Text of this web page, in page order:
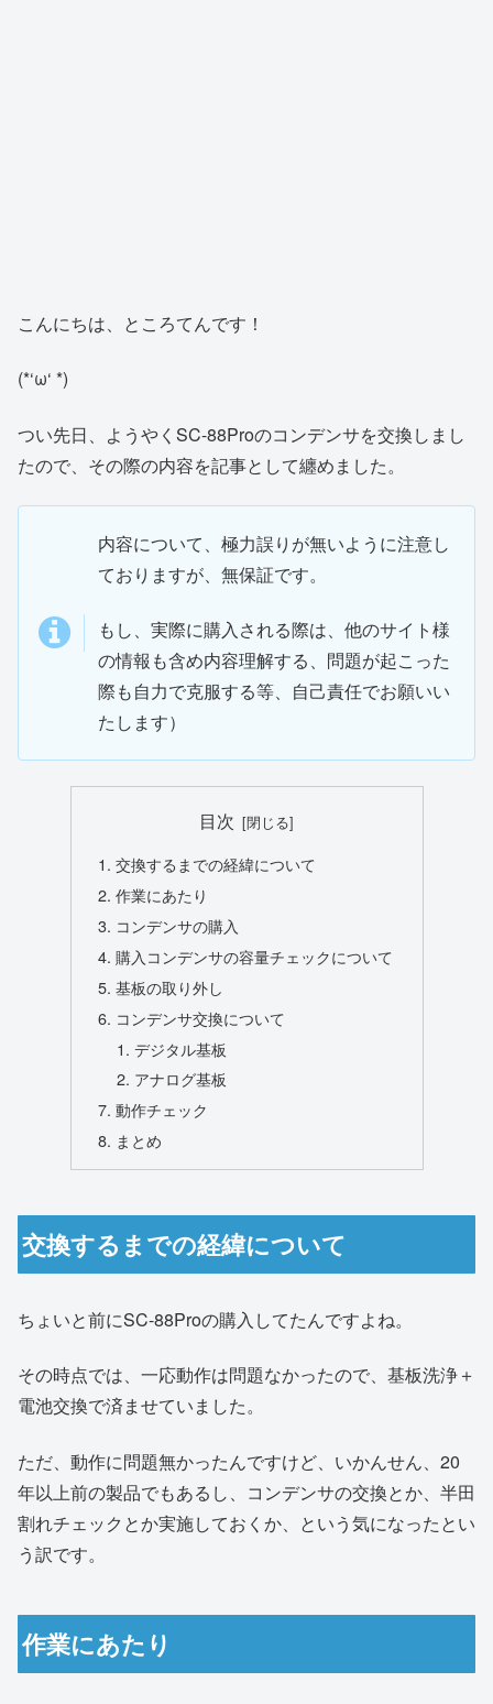
こんにちは、ところてんです！
(*‘ω‘ *)
つい先日、ようやくSC-88Proのコンデンサを交換しまし
たので、その際の内容を記事として纏めました。
内容について、極力誤りが無いように注意し
ておりますが、無保証です。
もし、実際に購入される際は、他のサイト様
の情報も含め内容理解する、問題が起こった
際も自力で克服する等、自己責任でお願いい
たします）
目次
交換するまでの経緯について
作業にあたり
コンデンサの購入
購入コンデンサの容量チェックについて
基板の取り外し
コンデンサ交換について
デジタル基板
アナログ基板
動作チェック
まとめ
交換するまでの経緯について
ちょいと前にSC-88Proの購入してたんですよね。
その時点では、一応動作は問題なかったので、基板洗浄＋
電池交換で済ませていました。
ただ、動作に問題無かったんですけど、いかんせん、20
年以上前の製品でもあるし、コンデンサの交換とか、半田
割れチェックとか実施しておくか、という気になったとい
う訳です。
作業にあたり